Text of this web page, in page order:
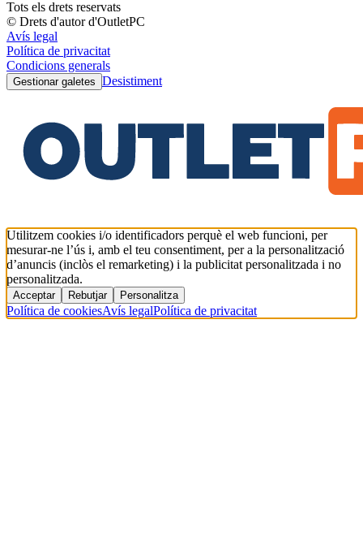
Tots els drets reservats
© Drets d'autor d'OutletPC
Avís legal
Política de privacitat
Condicions generals
Gestionar galetes Desistiment
Utilitzem cookies i/o identificadors perquè el web funcioni, per
mesurar-ne l’ús i, amb el teu consentiment, per a la personalització
d’anuncis (inclòs el remarketing) i la publicitat personalitzada i no
personalitzada.
Acceptar Rebutjar Personalitza
Política de cookiesAvís legalPolítica de privacitat